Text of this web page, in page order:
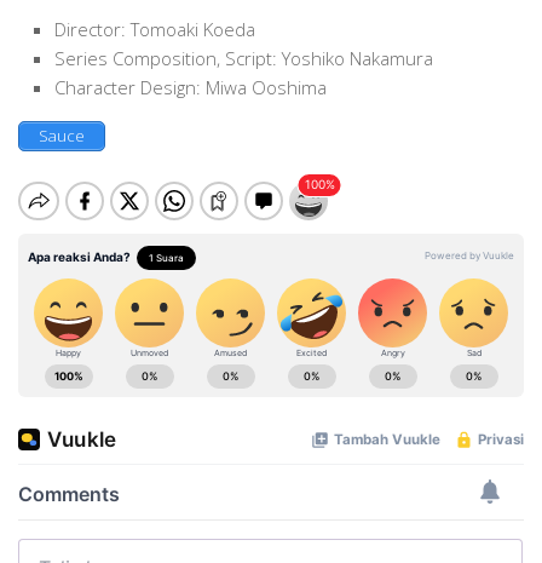
Director: Tomoaki Koeda
Series Composition, Script: Yoshiko Nakamura
Character Design: Miwa Ooshima
Sauce